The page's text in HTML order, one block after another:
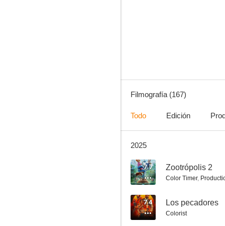
7.8
Filmografía (167)
Todo Edición
2025
7.7 Zootrópolis 2
Color Timer,
7.4 Los pecadores
Colorist